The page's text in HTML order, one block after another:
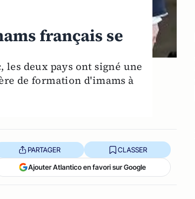
français se
deux pays ont signé une
de formation d'imams à
PARTAGER CLASSER
Ajouter Atlantico en favori sur Google